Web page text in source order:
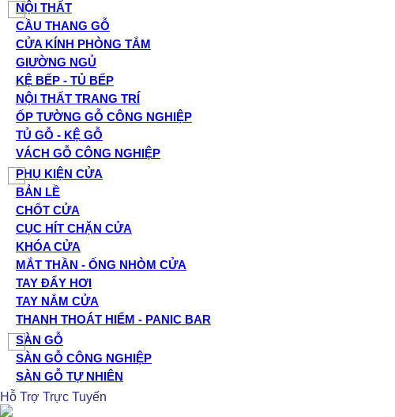
NỘI THẤT
CẦU THANG GỖ
CỬA KÍNH PHÒNG TẮM
GIƯỜNG NGỦ
KỆ BẾP - TỦ BẾP
NỘI THẤT TRANG TRÍ
ỐP TƯỜNG GỖ CÔNG NGHIỆP
TỦ GỖ - KỆ GỖ
VÁCH GỖ CÔNG NGHIỆP
PHỤ KIỆN CỬA
BẢN LỀ
CHỐT CỬA
CỤC HÍT CHẶN CỬA
KHÓA CỬA
MẮT THẦN - ỐNG NHÒM CỬA
TAY ĐẨY HƠI
TAY NẮM CỬA
THANH THOÁT HIỂM - PANIC BAR
SÀN GỖ
SÀN GỖ CÔNG NGHIỆP
SÀN GỖ TỰ NHIÊN
Hỗ Trợ Trực Tuyến